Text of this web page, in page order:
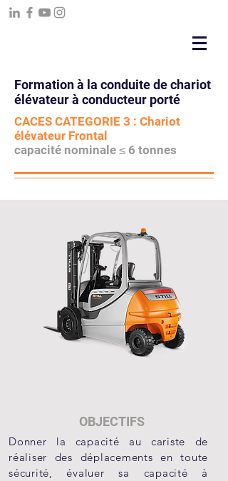
Formation à la conduite de chariot
élévateur à conducteur porté
CACES CATEGORIE 3 : Chariot
élévateur Frontal
capacité nominale ≤ 6 tonnes
OBJECTIFS
Donner la capacité au cariste de
réaliser des déplacements en toute
sécurité, évaluer sa capacité à